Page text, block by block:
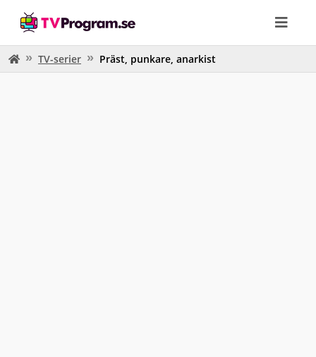
TV-serier Präst, punkare, anarkist